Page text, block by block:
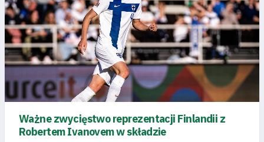
Pierwszy
zespół
Amp
Futbol
Ważne zwycięstwo reprezentacji Finlandii z
Robertem Ivanovem w składzie